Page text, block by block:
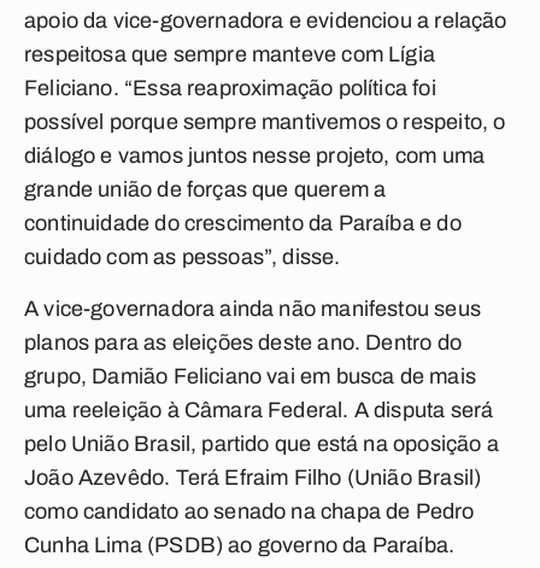
apoio da vice-governadora e evidenciou a relação
respeitosa que sempre manteve com Lígia
Feliciano. “Essa reaproximação política foi
possível porque sempre mantivemos o respeito, o
diálogo e vamos juntos nesse projeto, com uma
grande união de forças que querem a
continuidade do crescimento da Paraíba e do
cuidado com as pessoas”, disse.
A vice-governadora ainda não manifestou seus
planos para as eleições deste ano. Dentro do
grupo, Damião Feliciano vai em busca de mais
uma reeleição à Câmara Federal. A disputa será
pelo União Brasil, partido que está na oposição a
João Azevêdo. Terá Efraim Filho (União Brasil)
como candidato ao senado na chapa de Pedro
Cunha Lima (PSDB) ao governo da Paraíba.